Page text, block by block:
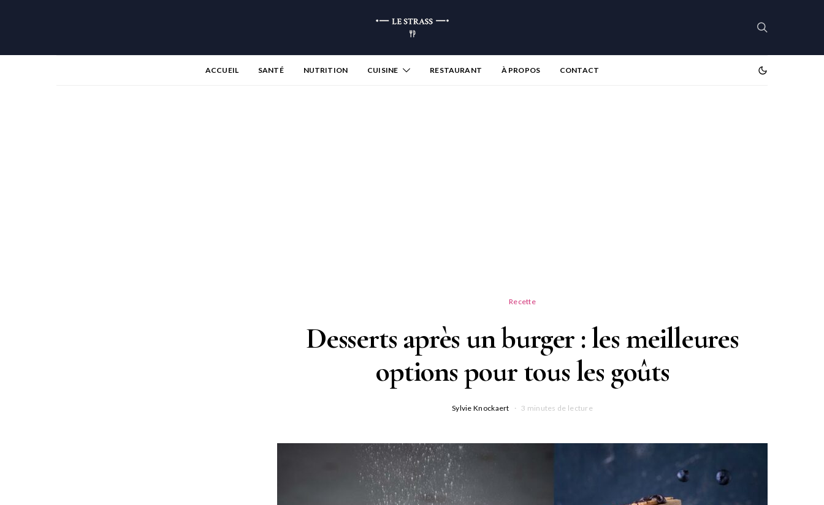
ACCUEIL SANTÉ NUTRITION CUISINE RESTAURANT À PROPOS CONTACT
Recette
Desserts après un burger : les meilleures
options pour tous les goûts
Sylvie Knockaert 3 minutes de lecture